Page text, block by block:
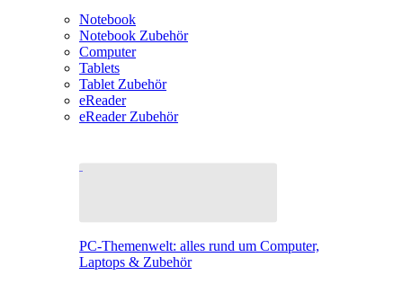
Notebook
Notebook Zubehör
Computer
Tablets
Tablet Zubehör
eReader
eReader Zubehör
PC-Themenwelt: alles rund um Computer,
Laptops & Zubehör